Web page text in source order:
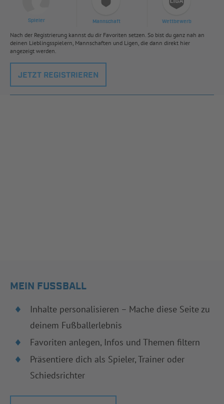
Spieler Mannschaft Wettbewerb
Nach der Registrierung kannst du dir Favoriten setzen. So bist du ganz nah an
deinen Lieblingsspielern, Mannschaften und Ligen, die dann direkt hier
angezeigt werden.
JETZT REGISTRIEREN
MEIN FUSSBALL
Inhalte personalisieren – Mache diese Seite zu
deinem Fußballerlebnis
Favoriten anlegen, Infos und Themen filtern
Präsentiere dich als Spieler, Trainer oder
Schiedsrichter